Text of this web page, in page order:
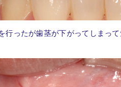
行ったが歯茎が下がってしまっ